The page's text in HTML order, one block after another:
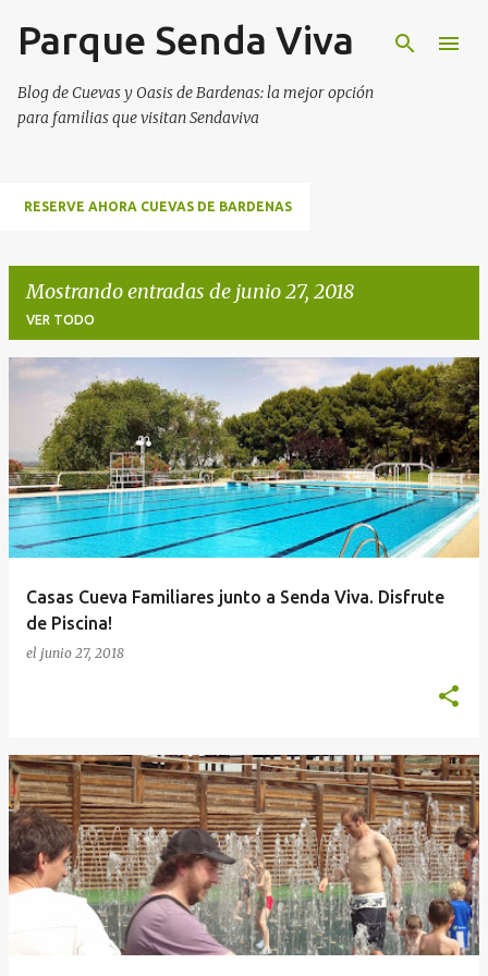
Ir al contenido principal
Parque Senda Viva
Blog de Cuevas y Oasis de Bardenas: la mejor opción
para familias que visitan Sendaviva
RESERVE AHORA CUEVAS DE BARDENAS
Mostrando entradas de junio 27, 2018
VER TODO
t
r
a
d
Casas Cueva Familiares junto a Senda Viva. Disfrute
de Piscina!
el junio 27, 2018